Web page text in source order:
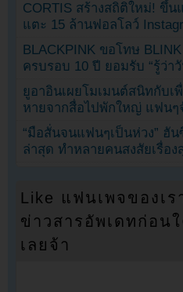
CORTIS สร้างสถิติใหม่! ขึ้น
แตะ 15 ล้านฟอลโลว์
BLACKPINK ขอโทษ
ครบรอบ 10 ปี ยอมรับ “รู้ว่า
ยูอาอินเผยโมเมนต์สนิทกับเ
หายจากสื่อไปพักใหญ่ แฟนๆ
“มือสั่นจนแฟนๆเป็นห่วง” ฮัน
ล่าสุด ทำหลายคนสงสัยเรื่อง
Like แฟนเพจของเร
ข่าวสารอัพเดทก่อน
เลยจ้า